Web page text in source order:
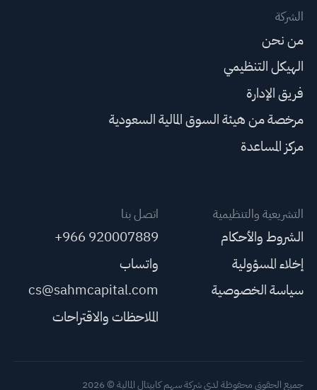
الشركة
من نحن
الهيكل التنظيمي
فريق الإدارة
مرخصة من هيئة السوق المالية السعودية
مركز المساعدة
التشريعية والتنظيمية
الشروط والأحكام
إخلاء المسؤولية
سياسة الخصوصية
اتصل بنا
+966 920007889
واتساب
cs@sahmcapital.com
الملاحظات والاقتراحات
جميع الحقوق محفوظة لدى شركة سهم كابيتال المالية © 2026